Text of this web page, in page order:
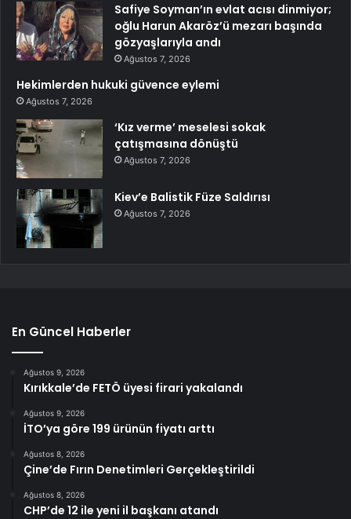
Safiye Soyman’ın evlat acısı dinmiyor;
oğlu Harun Akaröz’ü mezarı başında
gözyaşlarıyla andı
Ağustos 7, 2026
Hekimlerden hukuki güvence eylemi
Ağustos 7, 2026
‘Kız verme’ meselesi sokak
çatışmasına dönüştü
Ağustos 7, 2026
Kiev’e Balistik Füze Saldırısı
Ağustos 7, 2026
En Güncel Haberler
Ağustos 9, 2026
Kırıkkale’de FETÖ üyesi firari yakalandı
Ağustos 9, 2026
İTO’ya göre 199 ürünün fiyatı arttı
Ağustos 8, 2026
Çine’de Fırın Denetimleri Gerçekleştirildi
Ağustos 8, 2026
CHP’de 12 ile yeni il başkanı atandı